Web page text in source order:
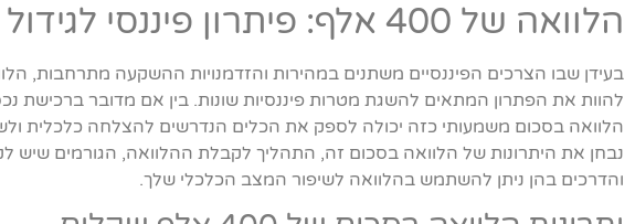
הלוואה של 400 אלף: פיתרון פיננסי לגידול והשקעה
להוות את הפתרון המתאים להשגת מטרות פיננסיות שונות. בין אם מדובר ברכישת
הלוואה בסכום משמעותי כזה יכולה לספק את הכלים הנדרשים להצלחה כלכלית
נבחן את היתרונות של הלוואה בסכום זה, התהליך לקבלת ההלוואה, הגורמים שיש
והדרכים בהן ניתן להשתמש בהלוואה לשיפור המצב הכלכלי שלך.